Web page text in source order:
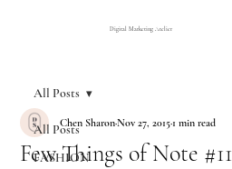
Digital Marketing Atelier
All Posts
FASHION
All Posts
Few Things of Note #11
Chen SharonNov 27, 20151 min read